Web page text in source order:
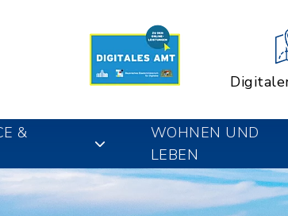
&
WOHNEN UND
LEBEN